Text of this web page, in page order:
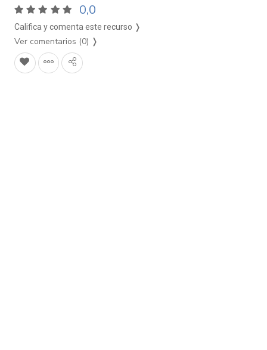
0,0
Califica y comenta este recurso ❭
Ver comentarios (0) ❭